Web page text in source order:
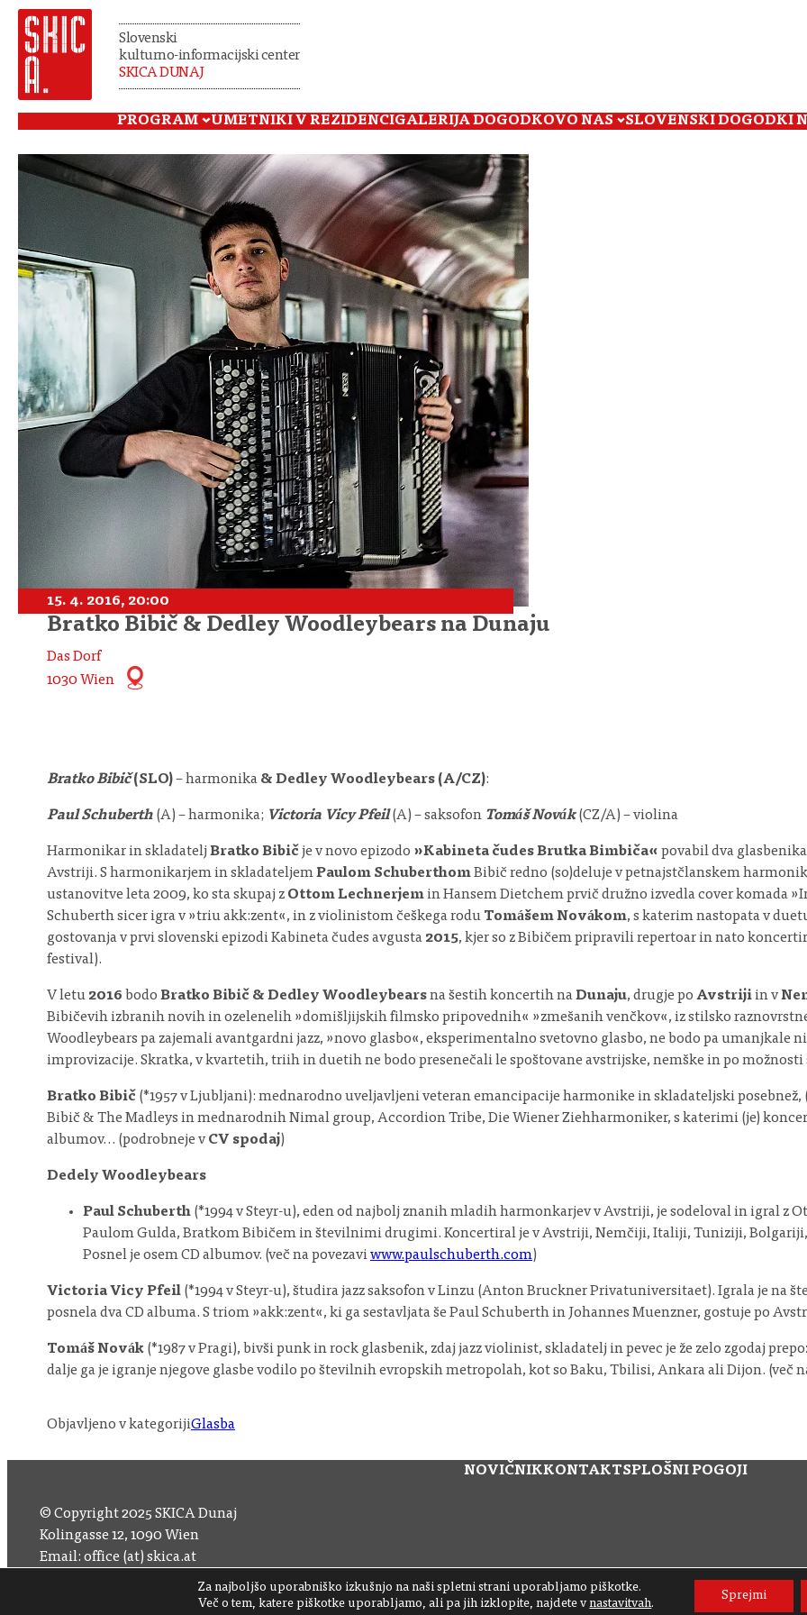
Slovenski
kulturno-informacijski center
SKICA DUNAJ
PROGRAM UMETNIKI V REZIDENCIGALERIJA DOGODKOVO NAS SLOVENSKI DOGODKI
15. 4. 2016, 20:00
Bratko Bibič & Dedley Woodleybears na Dunaju
Das Dorf
1030 Wien
Bratko Bibič(SLO)– harmonika & Dedley Woodleybears (A/CZ):
Paul Schuberth (A) – harmonika; Victoria Vicy Pfeil(A) – saksofon Tomáš Novák(CZ/A) – violina
Harmonikar in skladateljBratko Bibič je v novo epizodo »Kabineta čudes Brutka Bimbiča« povabil dva
Avstriji. S harmonikarjem in skladateljemPaulom SchuberthomBibič redno (so)deluje v petnajstčlanskem
ustanovitve leta 2009, ko sta skupaj z Ottom Lechnerjemin Hansem Dietchem prvič družno izvedla cover komada
Schuberth sicer igra v »triu akk:zent«, in z violinistom češkega rodu Tomášem Novákom, s katerim nastopata v
gostovanja v prvi slovenski epizodi Kabineta čudes avgusta 2015, kjer so z Bibičem pripravili repertoar in nato
festival).
V letu 2016 bodo Bratko Bibič & Dedley Woodleybearsna šestih koncertih naDunaju, drugje po Avstrijiin v
Bibičevih izbranih novih in ozelenelih »domišljijskih filmsko pripovednih« »zmešanih venčkov«, iz stilsko
Woodleybears pa zajemali avantgardni jazz, »novo glasbo«, eksperimentalno svetovno glasbo, ne bodo pa umanjkale
improvizacije. Skratka, v kvartetih, triih in duetih ne bodo presenečali le spoštovane avstrijske, nemške in po
Bratko Bibič (*1957 v Ljubljani): mednarodno uveljavljeni veteran emancipacije harmonike in skladateljski
Bibič & The Madleys in mednarodnih Nimal group, Accordion Tribe, Die Wiener Ziehharmoniker, s katerimi (je)
albumov… (podrobneje v CV spodaj)
Dedely Woodleybears
Paul Schuberth (*1994 v Steyr-u), eden od najbolj znanih mladih harmonkarjev v Avstriji, je sodeloval in igral z
Paulom Gulda, Bratkom Bibičem in številnimi drugimi. Koncertiral je v Avstriji, Nemčiji, Italiji, Tuniziji,
Posnel je osem CD albumov. (več na povezaviwww.paulschuberth.com)
Victoria Vicy Pfeil (*1994 v Steyr-u), študira jazz saksofon v Linzu (Anton Bruckner Privatuniversitaet). Igrala je
posnela dva CD albuma. S triom »akk:zent«, ki ga sestavljata še Paul Schuberth in Johannes Muenzner, gostuje po
Tomáš Novák (*1987 v Pragi), bivši punk in rock glasbenik, zdaj jazz violinist, skladatelj in pevec je že zelo zgodaj
dalje ga je igranje njegove glasbe vodilo po številnih evropskih metropolah, kot so Baku, Tbilisi, Ankara ali Dijon. (več
Objavljeno v kategorijiGlasba
Za najboljšo uporabniško izkušnjo na naši spletni strani uporabljamo piškotke.
Več o tem, katere piškotke uporabljamo, ali pa jih izklopite, najdete vnastavitvah.
Sprejmi
NOVIČNIKKONTAKTSPLOŠNI POGOJI
© Copyright 2025 SKICA Dunaj
Kolingasse 12, 1090 Wien
Email: office (at) skica.at